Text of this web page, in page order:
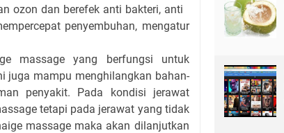
ozon dan berefek anti bakteri, anti
penyembuhan, mengatur
massage yang berfungsi untuk
juga mampu menghilangkan bahan-
penyakit. Pada kondisi jerawat
tetapi pada jerawat yang tidak
massage maka akan dilanjutkan